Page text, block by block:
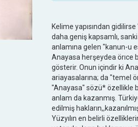
Kelime yapısından
daha.geniş kapsamlı,
anlamına gelen "kanun-u
Anayasa herşeydea örıce
gösterir. Onun içindir ki
ariayasalarına; da "temel
"Anayasa" sözü* özellikle
anlam da kazanmış.
edilmiş
Yüzyılın en belirli